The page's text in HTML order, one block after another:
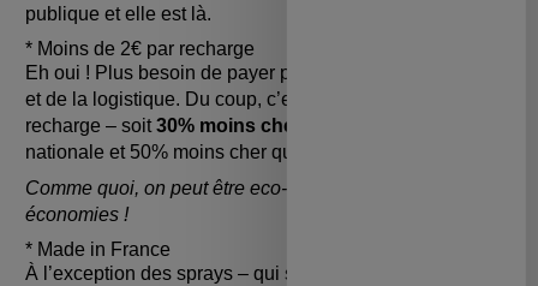
publique et elle est là.
* Moins de 2€ par recharge
Eh oui ! Plus besoin de payer pour de l’eau, du plastique
et de la logistique. Du coup, c’est moins de 2€ par
recharge – soit30% moins cher
nationale et 50% moins cher que les marques bio.
Comme quoi, on peut être eco-friendly ET faire des
économies !
* Made in France
À l’exception des sprays – qui sont produits dans le nord